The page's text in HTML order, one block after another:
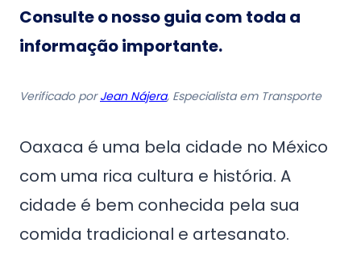
Consulte o nosso guia com toda a
informação importante.
Verificado porJean Nájera, Especialista em Transporte
Oaxaca é uma bela cidade no México
com uma rica cultura e história. A
cidade é bem conhecida pela sua
comida tradicional e artesanato.